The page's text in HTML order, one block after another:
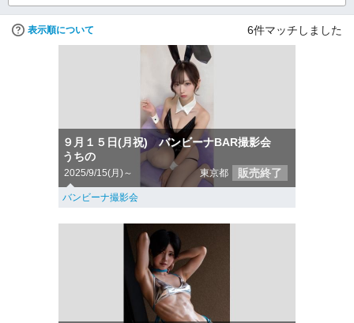
表示順について 6件マッチしました
９月１５日(月祝) バンビーナBAR撮影会
うちの
2025/9/15(月)～ 東京都 販売終了
バンビーナ撮影会